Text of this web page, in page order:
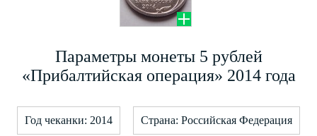
Параметры монеты 5 рублей
«Прибалтийская операция» 2014 года
Год чеканки: 2014 Страна: Российская Федерация